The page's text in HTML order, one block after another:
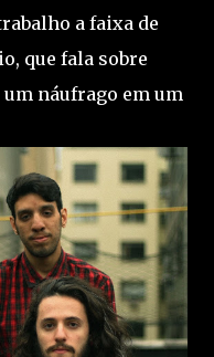
a faixa de
que fala sobre
náufrago em um